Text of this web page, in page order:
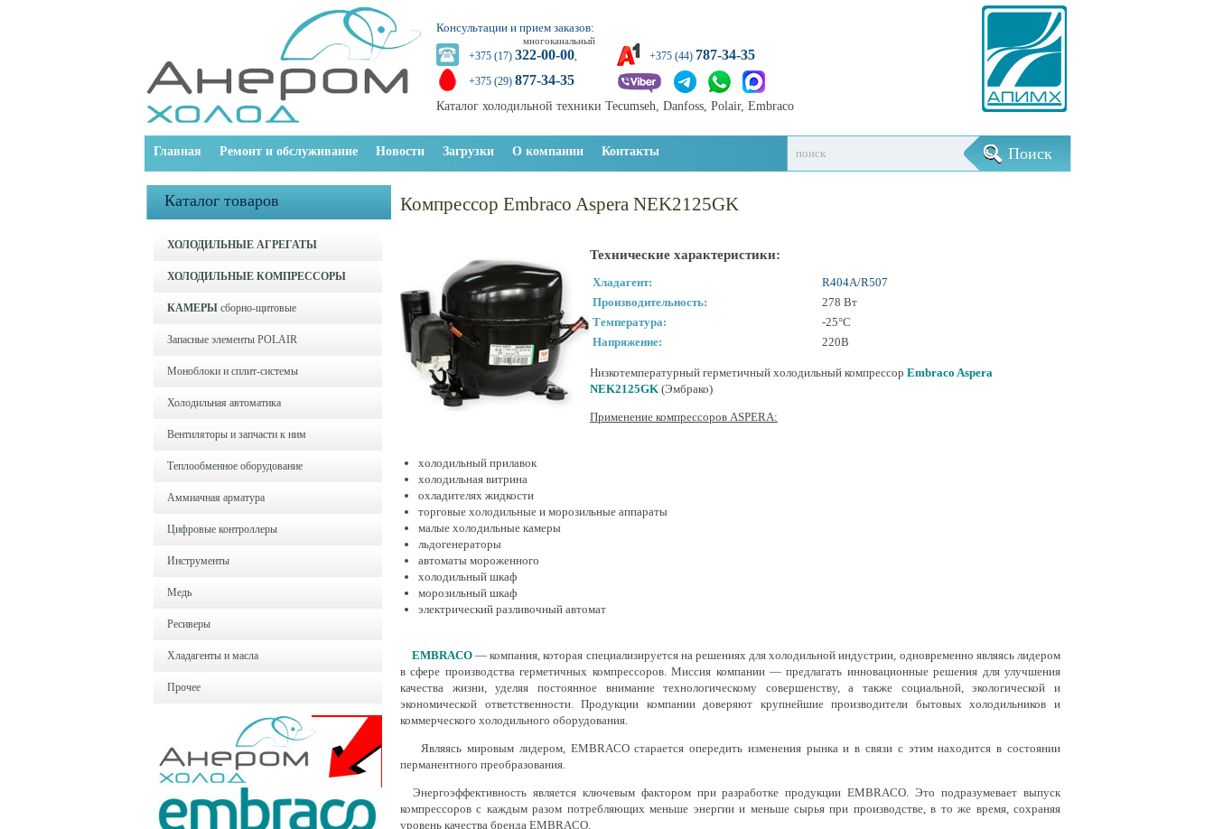
Консультации и прием заказов:
многоканальный
+375 (17) 322-00-00,
+375 (29) 877-34-35
+375 (44) 787-34-35
Каталог холодильной техники Tecumseh, Danfoss, Polair, Embraco
Главная Ремонт и обслуживание Новости Загрузки О компании Контакты
Каталог товаров
ХОЛОДИЛЬНЫЕ АГРЕГАТЫ
ХОЛОДИЛЬНЫЕ КОМПРЕССОРЫ
КАМЕРЫ сборно-щитовые
Запасные элементы POLAIR
Моноблоки и cплит-системы
Холодильная автоматика
Вентиляторы и запчасти к ним
Теплообменное оборудование
Аммиачная арматура
Цифровые контроллеры
Инструменты
Медь
Ресиверы
Хладагенты и масла
Прочее
Компрессор Embraco Aspera NEK2125GK
Технические характеристики:
Хладагент: R404A/R507
Производительность:
278 Вт
Температура:
-25°С
Напряжение:
220В
Низкотемпературный герметичный холодильный компрессор Embraco Aspera
NEK2125GK (Эмбрако)
Применение компрессоров ASPERA:
холодильный прилавок
холодильная витрина
охладителях жидкости
торговые холодильные и морозильные аппараты
малые холодильные камеры
льдогенераторы
автоматы мороженного
холодильный шкаф
морозильный шкаф
электрический разливочный автомат
EMBRACO— компания, которая специализируется на решениях для холодильной индустрии, одновременно являясь лидером
в сфере производства герметичных компрессоров. Миссия компании — предлагать инновационные решения для улучшения
качества жизни, уделяя постоянное внимание технологическому совершенству, а также социальной, экологической и
экономической ответственности. Продукции компании доверяют крупнейшие производители бытовых холодильников и
коммерческого холодильного оборудования.
Являясь мировым лидером, EMBRACO старается опередить изменения рынка и в связи с этим находится в состоянии
перманентного преобразования.
Энергоэффективность является ключевым фактором при разработке продукции EMBRACO. Это подразумевает выпуск
компрессоров с каждым разом потребляющих меньше энергии и меньше сырья при производстве, в то же время, сохраняя
уровень качества бренда EMBRACO.